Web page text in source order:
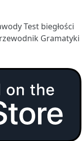
Test biegłości
Gramatyki